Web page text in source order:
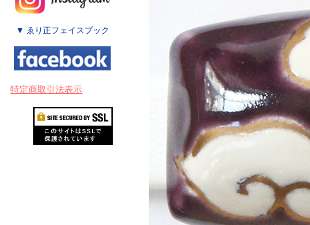
▼ ゑり正フェイスブック
特定商取引法表示